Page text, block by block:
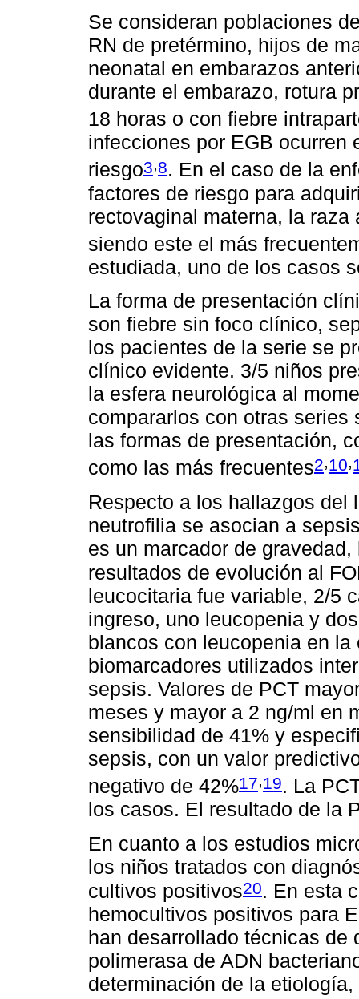
Se consideran poblaciones
RN de pretérmino, hijos de
neonatal en embarazos
durante el embarazo, rotura
18 horas o con fiebre
infecciones por EGB ocurren
riesgo3,8. En el caso de la
factores de riesgo para
rectovaginal materna, la
siendo este el más
estudiada, uno de los casos
La forma de presentación
son fiebre sin foco clínico,
los pacientes de la serie se
clínico evidente. 3/5 niños
la esfera neurológica al
compararlos con otras
las formas de presentación,
como las más frecuentes2,10,
Respecto a los hallazgos del
neutrofilia se asocian a
es un marcador de
resultados de evolución al
leucocitaria fue variable, 2/5
ingreso, uno leucopenia y
blancos con leucopenia en
biomarcadores utilizados
sepsis. Valores de PCT
meses y mayor a 2 ng/ml en
sensibilidad de 41% y
sepsis, con un valor
negativo de 42%17,19. La
los casos. El resultado de la
En cuanto a los estudios
los niños tratados con
cultivos positivos20. En esta
hemocultivos positivos para
han desarrollado técnicas de
polimerasa de ADN
determinación de la